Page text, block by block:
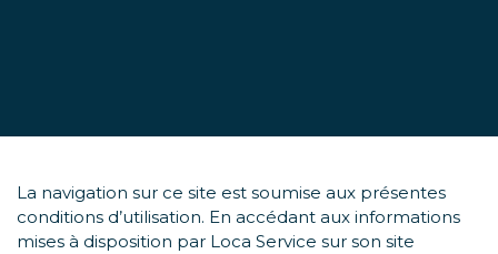
La navigation sur ce site est soumise aux présentes
conditions d’utilisation. En accédant aux informations
mises à disposition par Loca Service sur son site